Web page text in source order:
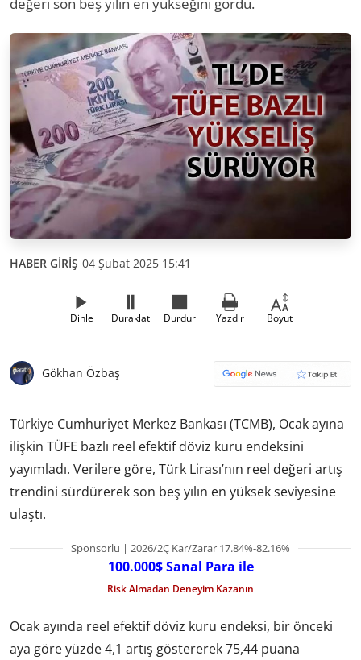
HABER GİRİŞ 04 Şubat 2025 15:41
Dinle Duraklat Durdur Yazdır Boyut
Gökhan Özbaş
Türkiye Cumhuriyet Merkez Bankası (TCMB), Ocak ayına
ilişkin TÜFE bazlı reel efektif döviz kuru endeksini
yayımladı. Verilere göre, Türk Lirası’nın reel değeri artış
trendini sürdürerek son beş yılın en yüksek seviyesine
ulaştı.
Sponsorlu | 2026/2Ç Kar/Zarar 17.84%-82.16%
100.000$ Sanal Para ile
Risk Almadan Deneyim Kazanın
Ocak ayında reel efektif döviz kuru endeksi, bir önceki
aya göre yüzde 4,1 artış göstererek 75,44 puana